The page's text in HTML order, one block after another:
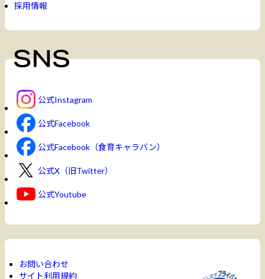
採用情報
公式Instagram
公式Facebook
公式Facebook（食育キャラバン）
公式X（旧Twitter）
公式Youtube
お問い合わせ
サイト利用規約